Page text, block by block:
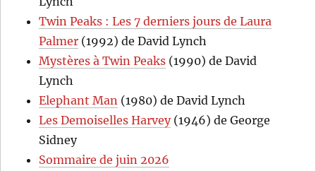
Twin Peaks : Les 7 derniers jours de Laura
Palmer (1992) de David Lynch
Mystères à Twin Peaks (1990) de David
Lynch
Elephant Man (1980) de David Lynch
Les Demoiselles Harvey(1946) de George
Sidney
Sommaire de juin 2026